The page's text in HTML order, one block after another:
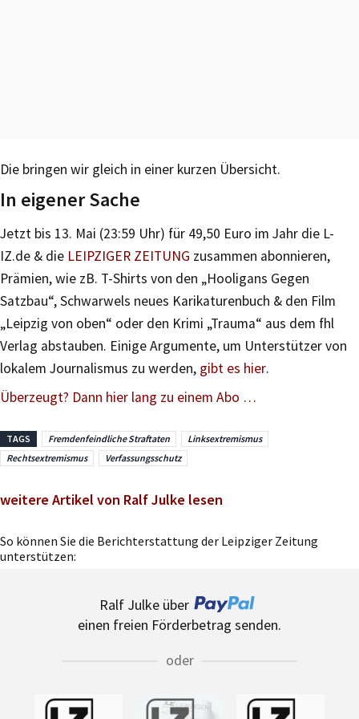
Die bringen wir gleich in einer kurzen Übersicht.
In eigener Sache
Jetzt bis 13. Mai (23:59 Uhr) für 49,50 Euro im Jahr die L-
IZ.de & die LEIPZIGER ZEITUNG zusammen abonnieren,
Prämien, wie zB. T-Shirts von den „Hooligans Gegen
Satzbau“, Schwarwels neues Karikaturenbuch & den Film
„Leipzig von oben“ oder den Krimi „Trauma“ aus dem fhl
Verlag abstauben. Einige Argumente, um Unterstützer von
lokalem Journalismus zu werden, gibt es hier.
Überzeugt? Dann hier lang zu einem Abo …
TAGS Fremdenfeindliche Straftaten
Linksextremismus
Rechtsextremismus
Verfassungsschutz
weitere Artikel von Ralf Julke lesen
So können Sie die Berichterstattung der Leipziger Zeitung
unterstützen:
Ralf Julke über
einen freien Förderbetrag senden.
oder